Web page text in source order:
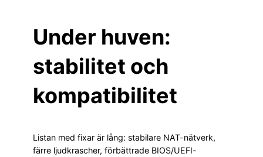
Under huven:
stabilitet och
kompatibilitet
Listan med fixar är lång: stabilare NAT-nätverk,
färre ljudkrascher, förbättrade BIOS/UEFI-